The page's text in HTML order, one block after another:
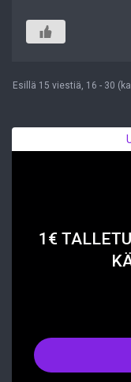
Esillä 15 viestiä, 16 - 30
1€